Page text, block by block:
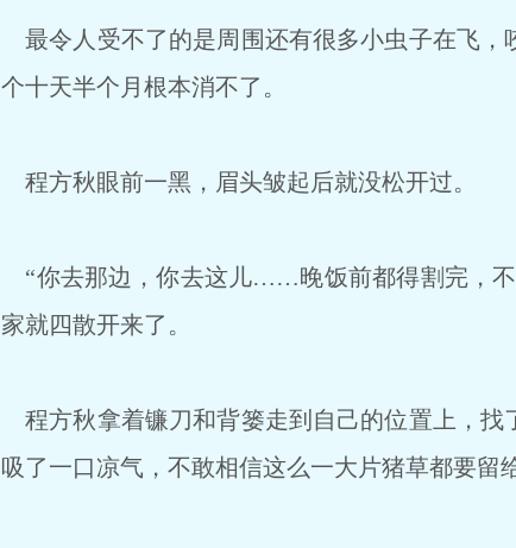
最令人受不了的是周围还有很多小虫子在飞，
个十天半个月根本消不了。
程方秋眼前一黑，眉头皱起后就没松开过。
“你去那边，你去这儿……晚饭前都得割完，不
家就四散开来了。
程方秋拿着镰刀和背篓走到自己的位置上，找
吸了一口凉气，不敢相信这么一大片猪草都要留